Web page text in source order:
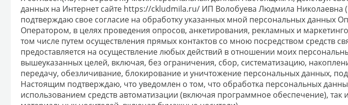
данных на Интернет сайте https://ckludmila.ru/ ИП Волобуева Людмила Николаевна
подтверждаю свое согласие на обработку указанных мной персональных данных
Оператором, в целях проведения опросов, анкетирования, рекламных и
том числе путем осуществления прямых контактов со мною посредством средств
предоставляется на осуществление любых действий в отношении моих
вышеуказанных целей, включая, без ограничения, сбор, систематизацию,
передачу, обезличивание, блокирование и уничтожение персональных данных,
Настоящим подтверждаю, что уведомлен о том, что обработка персональных
использованием средств автоматизации (включая программное обеспечение),